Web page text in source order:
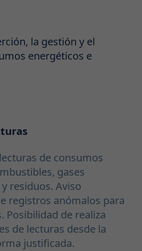
la gestión y el
energéticos e
de consumos
gases
residuos. Aviso
registros anómalos para
Posibilidad de realiza
de lecturas desde la
justificada.